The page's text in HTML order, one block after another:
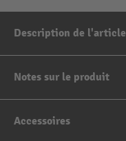
Description de l'article
Notes sur le produit
Accessoires